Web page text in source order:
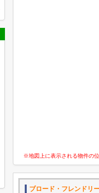
※地図上に表示される物件の
ブロード・フレンドリ